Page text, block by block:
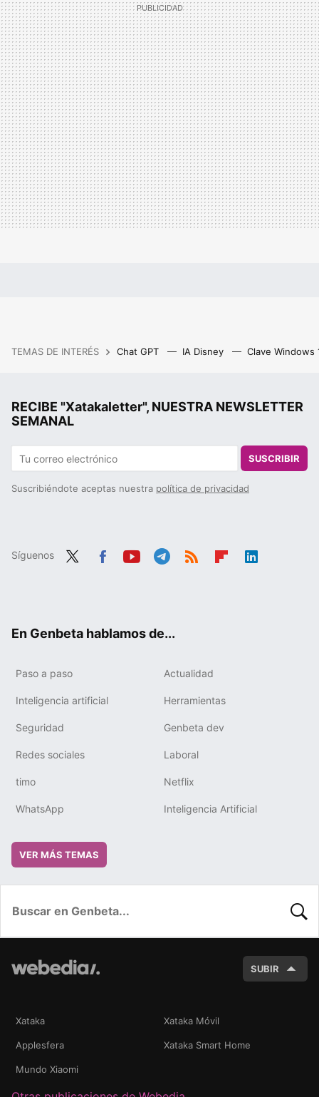
TEMAS DE INTERÉS Chat GPT IA Disney Clave Windows
RECIBE "Xatakaletter", NUESTRA NEWSLETTER
SEMANAL
SUSCRIBIR
Suscribiéndote aceptas nuestra política de privacidad
Síguenos
En Genbeta hablamos de...
Paso a paso Actualidad
Inteligencia artificial Herramientas
Seguridad Genbeta dev
Redes sociales Laboral
timo Netflix
WhatsApp Inteligencia Artificial
VER MÁS TEMAS
SUBIR
Xataka Xataka Móvil
Applesfera Xataka Smart Home
Mundo Xiaomi